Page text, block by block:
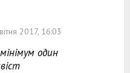
2017, 16:03
один